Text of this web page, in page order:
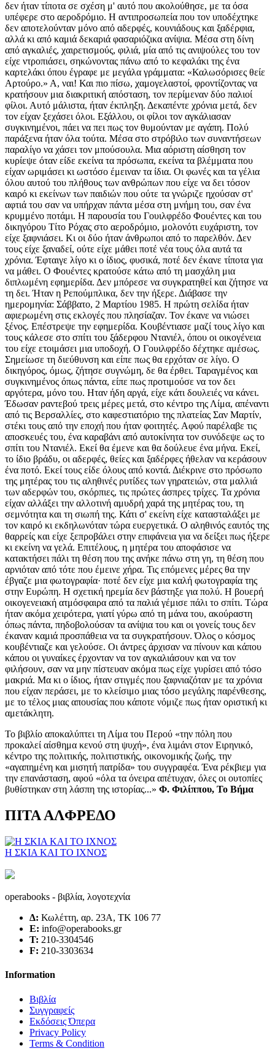
δεν ήταν τίποτα σε σχέση μ' αυτό που ακολούθησε, με τα όσα
υπέφερε στο αεροδρόμιο. Η αντιπροσωπεία που τον υποδέχτηκε
δεν αποτελούνταν μόνο από αδερφές, κουνιάδους και ξαδέρφια,
αλλά κι από καμιά δεκαριά φασαριόζικα ανίψια. Μέσα στη δίνη
από αγκαλιές, χαιρετισμούς, φιλιά, μία από τις ανιψούλες του τον
είχε ντροπιάσει, σηκώνοντας πάνω από το κεφαλάκι της ένα
καρτελάκι όπου έγραφε με μεγάλα γράμματα: «Καλωσόρισες θείε
Αρτούρο.» Α, ναι! Και πιο πίσω, χαμογελαστοί, φροντίζοντας να
κρατήσουν μια διακριτική απόσταση, τον περίμεναν δύο παλιοί
φίλοι. Αυτό μάλιστα, ήταν έκπληξη. Δεκαπέντε χρόνια μετά, δεν
τον είχαν ξεχάσει όλοι. Εξάλλου, οι φίλοι τον αγκάλιασαν
συγκινημένοι, πάει να πει πως τον θυμούνταν με αγάπη. Πολύ
παράξενα ήταν όλα τούτα. Μέσα στο στρόβιλο των συναντήσεων
παραλίγο να χάσει τον μπούσουλα. Μια αόριστη αίσθηση τον
κυρίεψε όταν είδε εκείνα τα πρόσωπα, εκείνα τα βλέμματα που
είχαν ωριμάσει κι ωστόσο έμειναν τα ίδια. Οι φωνές και τα γέλια
όλου αυτού του πλήθους των ανθρώπων που είχε να δει τόσον
καιρό κι εκείνων των παιδιών που ούτε τα γνώριζε ηχούσαν στ'
αφτιά του σαν να υπήρχαν πάντα μέσα στη μνήμη του, σαν ένα
κρυμμένο ποτάμι. Η παρουσία του Γουιλφρέδο Φουέντες και του
δικηγόρου Τίτο Ρόχας στο αεροδρόμιο, μολονότι ευχάριστη, τον
είχε ξαφνιάσει. Κι οι δύο ήταν άνθρωποι από το παρελθόν. Δεν
τους είχε ξαναδεί, ούτε είχε μάθει ποτέ νέα τους όλα αυτά τα
χρόνια. Έφταιγε λίγο κι ο ίδιος, φυσικά, ποτέ δεν έκανε τίποτα για
να μάθει. Ο Φουέντες κρατούσε κάτω από τη μασχάλη μια
διπλωμένη εφημερίδα. Δεν μπόρεσε να συγκρατηθεί και ζήτησε να
τη δει. Ήταν η Ρεπούμπλικα, δεν την ήξερε. Διάβασε την
ημερομηνία: Σάββατο, 2 Μαρτίου 1985. Η πρώτη σελίδα ήταν
αφιερωμένη στις εκλογές που πλησίαζαν. Τον έκανε να νιώσει
ξένος. Επέστρεψε την εφημερίδα. Κουβέντιασε μαζί τους λίγο και
τους κάλεσε στο σπίτι του ξάδερφου Ντανιέλ, όπου οι οικογένεια
του είχε ετοιμάσει μια υποδοχή. Ο Γουιλφρέδο δέχτηκε αμέσως.
Σημείωσε τη διεύθυνση και είπε πως θα ερχόταν σε λίγο. Ο
δικηγόρος, όμως, ζήτησε συγνώμη, δε θα έρθει. Ταραγμένος και
συγκινημένος όπως πάντα, είπε πως προτιμούσε να τον δει
αργότερα, μόνο του. Ηταν ήδη αργά, είχε κάτι δουλειές να κάνει.
Έδωσαν ραντεβού τρεις μέρες μετά, στο κέντρο της Λίμα, απέναντι
από τις Βερσαλλίες, στο καφεστιατόριο της πλατείας Σαν Μαρτίν,
στέκι τους από την εποχή που ήταν φοιτητές. Αφού παρέλαβε τις
αποσκευές του, ένα καραβάνι από αυτοκίνητα τον συνόδεψε ως το
σπίτι του Ντανιέλ. Εκεί θα έμενε και θα δούλευε ένα μήνα. Εκεί,
το ίδιο βράδυ, οι αδερφές, θείες και ξαδέρφες ήθελαν να κεράσουν
ένα ποτό. Εκεί τους είδε όλους από κοντά. Διέκρινε στο πρόσωπο
της μητέρας του τις αληθινές ρυτίδες των γηρατειών, στα μαλλιά
των αδερφών του, σκόρπιες, τις πρώτες άσπρες τρίχες. Τα χρόνια
είχαν αλλάξει την αλλοτινή αμυδρή χαρά της μητέρας του, τη
σεμνότητα και τη σιωπή της. Κάτι σ' εκείνη είχε κατασταλάξει με
τον καιρό κι εκδηλωνόταν τώρα ευεργετικά. Ο αληθινός εαυτός της
θαρρείς και είχε ξεπροβάλει στην επιφάνεια για να δείξει πως ήξερε
κι εκείνη να γελά. Επιτέλους, η μητέρα του αποφάσισε να
κατακτήσει πάλι τη θέση που της ανήκε πάνω στη γη, τη θέση που
αρνιόταν από τότε που έμεινε χήρα. Τις επόμενες μέρες θα την
έβγαζε μια φωτογραφία· ποτέ δεν είχε μια καλή φωτογραφία της
στην Ευρώπη. Η σχετική ηρεμία δεν βάστηξε για πολύ. Η βουερή
οικογενειακή ατμόσφαιρα από τα παλιά γέμισε πάλι το σπίτι. Τώρα
ήταν ακόμα χειρότερα, γιατί γύρω από τη μάνα του, ακούραστη
όπως πάντα, πηδοβολούσαν τα ανίψια του και οι γονείς τους δεν
έκαναν καμιά προσπάθεια να τα συγκρατήσουν. Όλος ο κόσμος
κουβέντιαζε και γελούσε. Οι άντρες άρχισαν να πίνουν και κάπου
κάπου οι γυναίκες έρχονταν να τον αγκαλιάσουν και να τον
φιλήσουν, σαν να μην πίστευαν ακόμα πως είχε γυρίσει από τόσο
μακριά. Μα κι ο ίδιος, ήταν στιγμές που ξαφνιαζόταν με τα χρόνια
που είχαν περάσει, με το κλείσιμο μιας τόσο μεγάλης παρένθεσης,
με το τέλος μιας απουσίας που κάποτε νόμιζε πως ήταν οριστική κι
αμετάκλητη.
Το βιβλίο αποκαλύπτει τη Λίμα του Περού «την πόλη που
προκαλεί αίσθημα κενού στη ψυχή», ένα λιμάνι στον Ειρηνικό,
κέντρο της πολιτικής, πολιτιστικής, οικονομικής ζωής, την
«αγαπημένη και μισητή πατρίδα» του συγγραφέα. Ένα ρέκβιεμ για
την επανάσταση, αφού «όλα τα όνειρα απέτυχαν, όλες οι ουτοπίες
βυθίστηκαν στη λάσπη της ιστορίας...» Φ. Φιλίππου, Το Βήμα
ΠΙΤΑ ΑΛΦΡΕΔΟ
Η ΣΚΙΑ ΚΑΙ ΤΟ ΙΧΝΟΣ
operabooks - βιβλία, λογοτεχνία
Δ: Κωλέττη, αρ. 23Α, ΤΚ 106 77
E: info@operabooks.gr
Τ: 210-3304546
F: 210-3303634
Information
Βιβλία
Συγγραφείς
Εκδόσεις Όπερα
Privacy Policy
Terms & Condition